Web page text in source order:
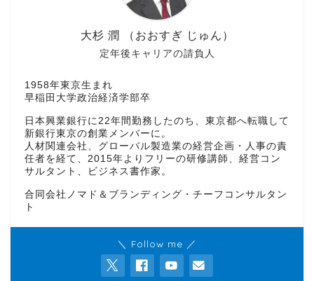
定年後キャリアの請負人
大杉 潤 （おおすぎ じゅん）
1958年東京生まれ
早稲田大学政治経済学部卒
日本興業銀行に22年間勤務したのち、東京都へ転職して
新銀行東京の創業メンバーに。
人材関連会社、グローバル製造業の経営企画・人事の責
任者を経て、2015年よりフリーの研修講師、経営コン
サルタント、ビジネス書作家。
合同会社ノマド＆ブランディング・チーフコンサルタン
ト
＼ Follow me ／